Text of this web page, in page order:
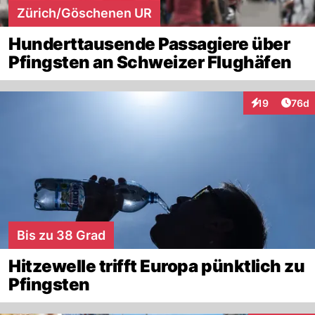
Zürich/Göschenen UR
Hunderttausende Passagiere über
Pfingsten an Schweizer Flughäfen
19
Interaktionen
76d
Bis zu 38 Grad
Hitzewelle trifft Europa pünktlich zu
Pfingsten